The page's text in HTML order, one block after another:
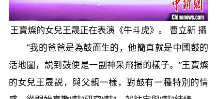
王寶燦的女兒王晟正在表演《牛斗虎》。 曹立新 攝
“我的爸爸是為鼓而生的，他簡直就是中國鼓的
活地圖，説到鼓便是一副神采飛揚的樣子。”王寶燦
的女兒王晟説，與父親一樣，對鼓有一種特別的情